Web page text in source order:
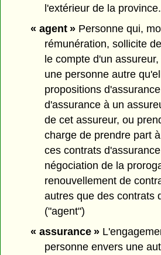
l'extérieur de la
« agent »Personne qui,
rémunération, sollicite
le compte d'un
une personne autre
propositions
d'assurance à un
de cet assureur, ou
charge de prendre part
ces contrats
négociation de la
renouvellement de
autres que des contrats
("agent")
« assurance »
personne envers une